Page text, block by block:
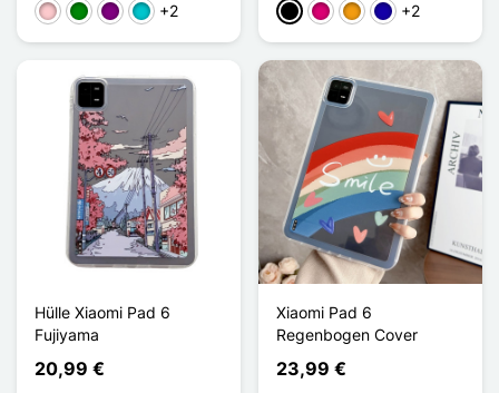
PinkGrünViolettTürkis
+2 SchwarzMagenta
OrangeDunkelblau
+2
Hülle Xiaomi Pad 6
Fujiyama
20,99 €
Xiaomi Pad 6
Regenbogen Cover
23,99 €